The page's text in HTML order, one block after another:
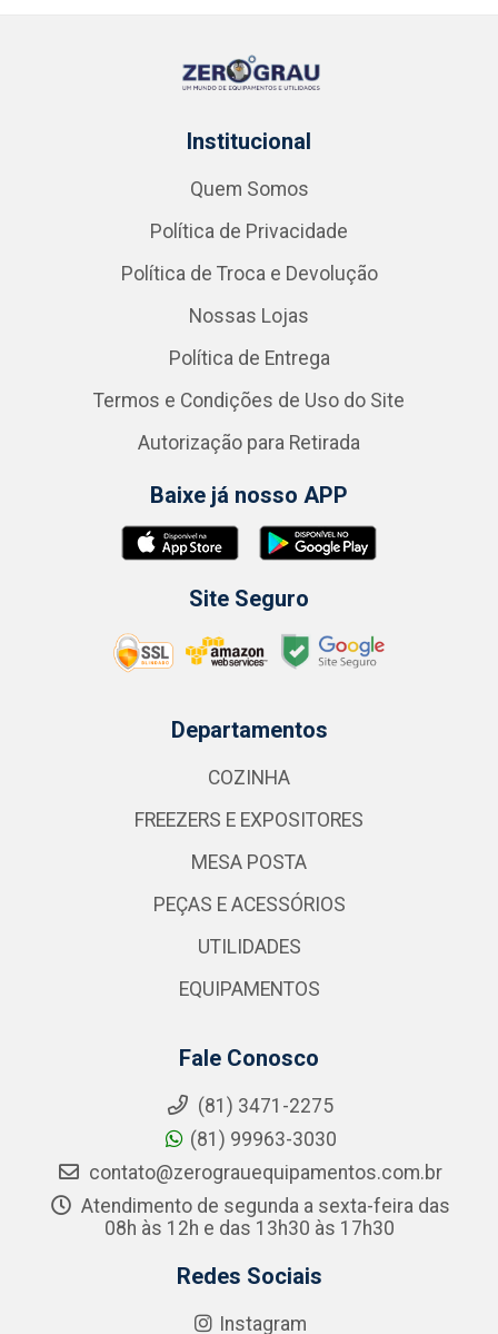
Institucional
Quem Somos
Política de Privacidade
Política de Troca e Devolução
Nossas Lojas
Política de Entrega
Termos e Condições de Uso do Site
Autorização para Retirada
Baixe já nosso APP
Site Seguro
Departamentos
COZINHA
FREEZERS E EXPOSITORES
MESA POSTA
PEÇAS E ACESSÓRIOS
UTILIDADES
EQUIPAMENTOS
Fale Conosco
(81) 3471-2275
(81) 99963-3030
contato@zerograuequipamentos.com.br
Atendimento de segunda a sexta-feira das
08h às 12h e das 13h30 às 17h30
Redes Sociais
Instagram